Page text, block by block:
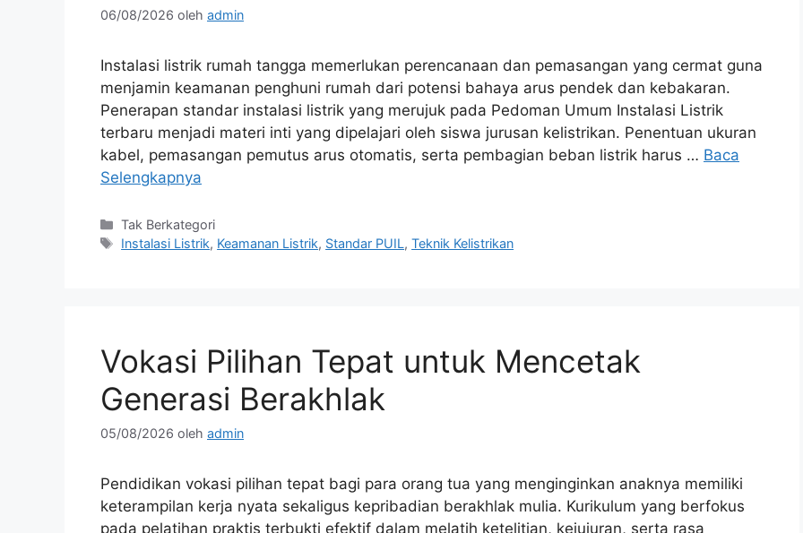
06/08/2026 oleh admin
Instalasi listrik rumah tangga memerlukan perencanaan dan pemasangan yang cermat guna
menjamin keamanan penghuni rumah dari potensi bahaya arus pendek dan kebakaran.
Penerapan standar instalasi listrik yang merujuk pada Pedoman Umum Instalasi Listrik
terbaru menjadi materi inti yang dipelajari oleh siswa jurusan kelistrikan. Penentuan ukuran
kabel, pemasangan pemutus arus otomatis, serta pembagian beban listrik harus … Baca
Selengkapnya
Kategori
Tak Berkategori
Tag
Instalasi Listrik, Keamanan Listrik, Standar PUIL,Teknik Kelistrikan
Vokasi Pilihan Tepat untuk Mencetak
Generasi Berakhlak
05/08/2026 oleh admin
Pendidikan vokasi pilihan tepat bagi para orang tua yang menginginkan anaknya memiliki
keterampilan kerja nyata sekaligus kepribadian berakhlak mulia. Kurikulum yang berfokus
pada pelatihan praktis terbukti efektif dalam melatih ketelitian, kejujuran, serta rasa